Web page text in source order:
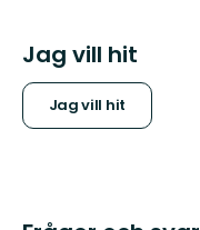
Jag vill hit
Jag vill hit